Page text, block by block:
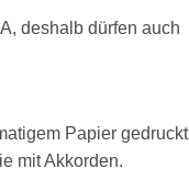
deshalb dürfen auch
Papier gedruckt
mit Akkorden.